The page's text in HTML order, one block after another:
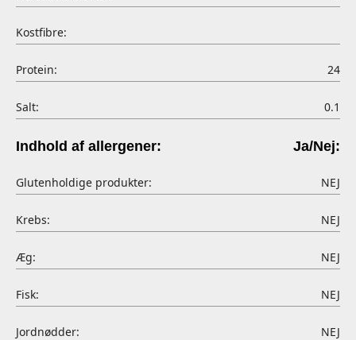
Kostfibre:
Protein: 24
Salt: 0.1
Indhold af allergener: Ja/Nej:
Glutenholdige produkter: NEJ
Krebs: NEJ
Æg: NEJ
Fisk: NEJ
Jordnødder: NEJ